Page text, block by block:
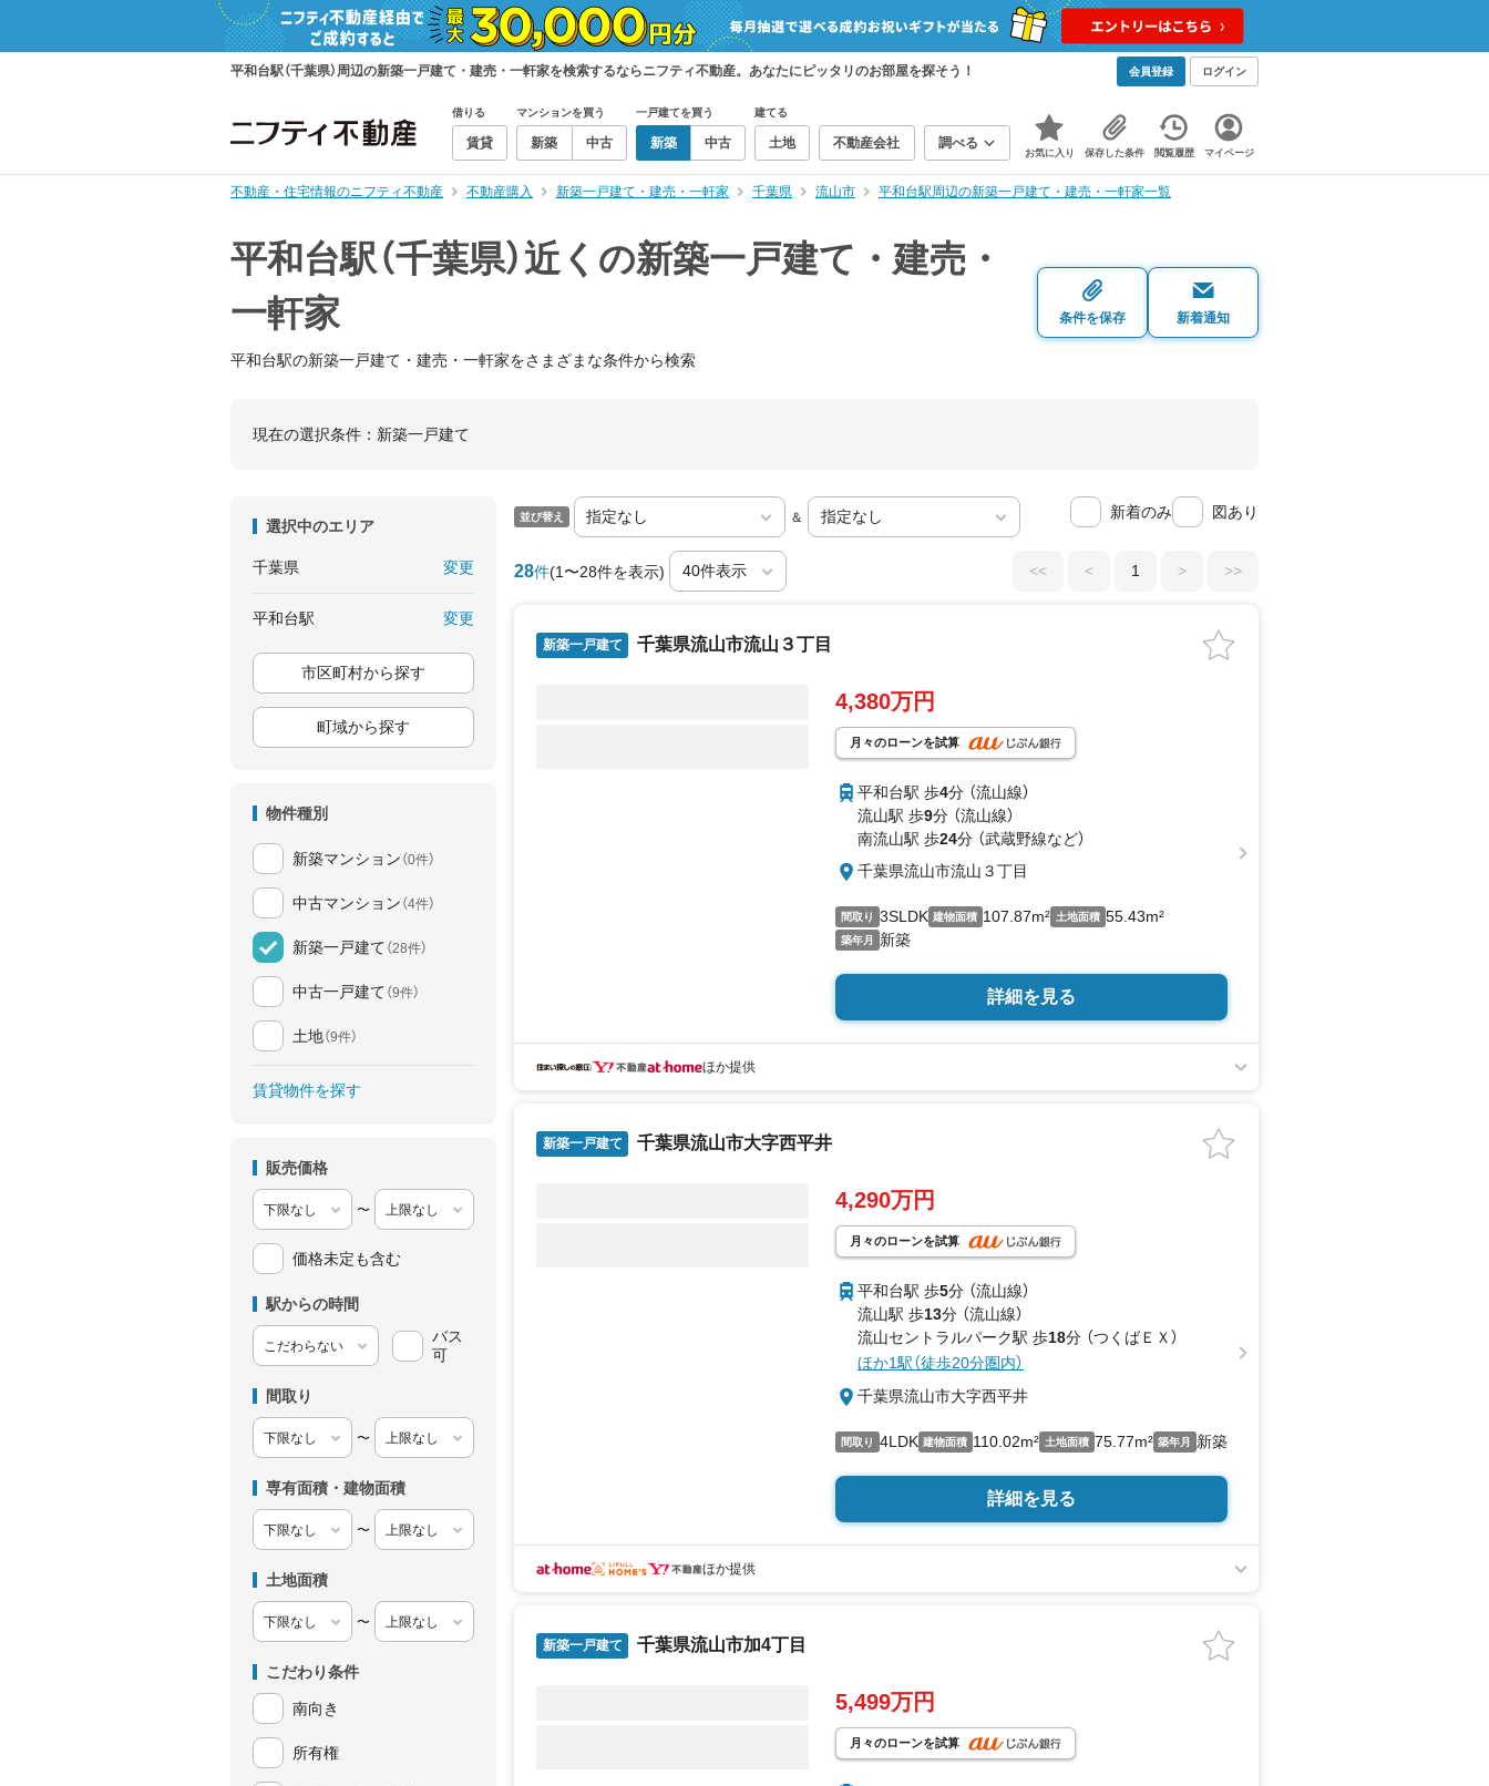
平和台駅（千葉県）周辺の新築一戸建て・建売・一軒家を検索するならニフティ不動産。あなたにピッタリのお部屋を探そう！ 会員登録 ログイン
借りる
賃貸
マンションを買う
新築 中古
一戸建てを買う
新築 中古
建てる
土地 不動産会社 調べる
お気に入り 保存した条件 閲覧履歴 マイページ
不動産・住宅情報のニフティ不動産 不動産購入 新築一戸建て・建売・一軒家 千葉県 流山市 平和台駅周辺の新築一戸建て・建売・一軒家一覧
平和台駅（千葉県）近くの新築一戸建て・建売・
一軒家
平和台駅の新築一戸建て・建売・一軒家をさまざまな条件から検索
条件を保存 新着通知
現在の選択条件： 新築一戸建て
選択中のエリア
千葉県 変更
平和台駅 変更
市区町村から探す
町域から探す
物件種別
新築マンション （0件）
中古マンション （4件）
新築一戸建て （28件）
中古一戸建て （9件）
土地（9件）
賃貸物件を探す
販売価格
〜
価格未定も含む
駅からの時間
バス
可
間取り
〜
専有面積・建物面積
〜
土地面積
〜
こだわり条件
南向き
所有権
並び替え ＆ 新着のみ 図あり
28件(1〜28件を表示) << < 1 > >>
新築一戸建て 千葉県流山市流山３丁目
4,380万円
月々のローンを試算
平和台駅 歩4分 （流山線）
流山駅 歩9分 （流山線）
南流山駅 歩24分 （武蔵野線など）
千葉県流山市流山３丁目
間取り 3SLDK 建物面積 107.87m² 土地面積 55.43m²
築年月 新築
詳細を見る
ほか提供
新築一戸建て 千葉県流山市大字西平井
4,290万円
月々のローンを試算
平和台駅 歩5分 （流山線）
流山駅 歩13分 （流山線）
流山セントラルパーク駅 歩18分 （つくばＥＸ）
ほか1駅（徒歩20分圏内）
千葉県流山市大字西平井
間取り 4LDK 建物面積 110.02m² 土地面積 75.77m² 築年月 新築
詳細を見る
ほか提供
新築一戸建て 千葉県流山市加4丁目
5,499万円
月々のローンを試算